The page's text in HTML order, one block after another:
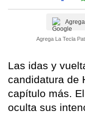
Agrega La Tecla
Las idas y
candidatura de
capítulo más.
oculta sus